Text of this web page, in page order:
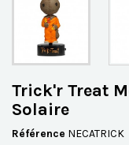
Trick'r Treat
Solaire
Référence NECATRICK